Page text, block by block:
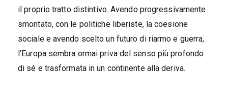
il proprio tratto distintivo. Avendo progressivamente
smontato, con le politiche liberiste, la coesione
sociale e avendo scelto un futuro di riarmo e guerra,
l’Europa sembra ormai priva del senso più profondo
di sé e trasformata in un continente alla deriva.